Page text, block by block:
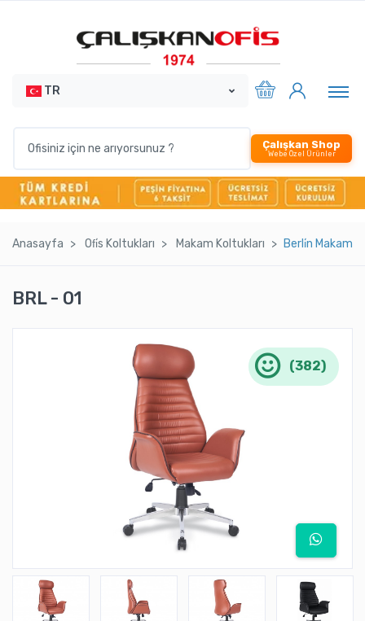
TR
Çalışkan Shop
Webe Özel Ürünler
Anasayfa Ofi̇s Koltukları Makam Koltukları Berli̇n Makam
BRL - 01
(382)